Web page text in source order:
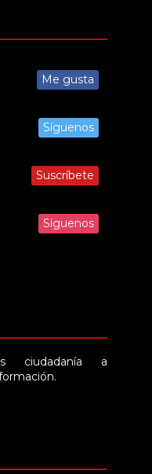
Me gusta
Síguenos
Suscríbete
Síguenos
ciudadanía a